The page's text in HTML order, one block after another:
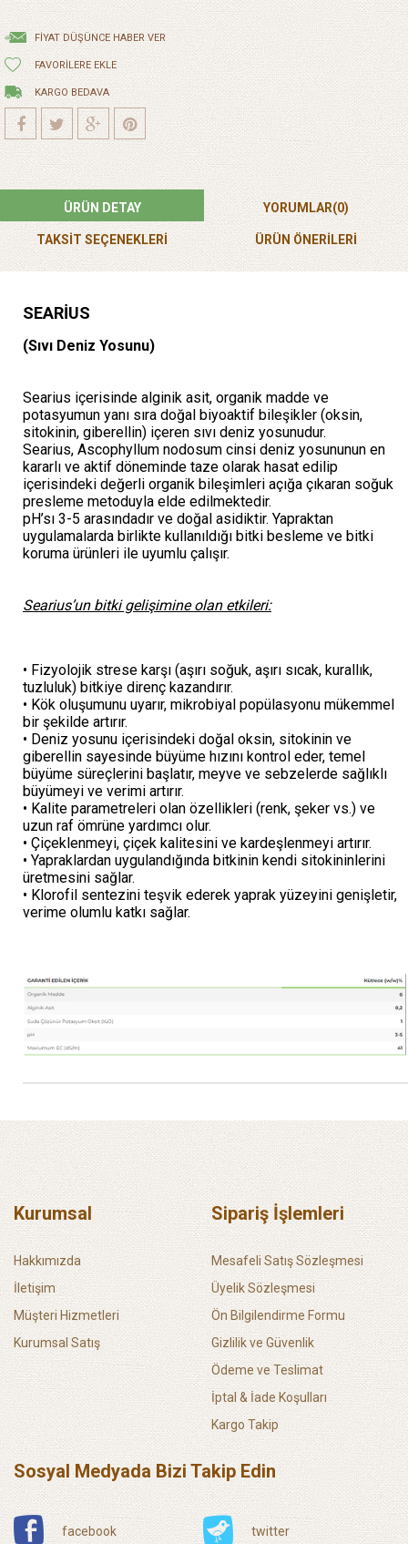
FIYAT DÜŞÜNCE HABER VER
FAVORILERE EKLE
KARGO BEDAVA
ÜRÜN DETAY YORUMLAR(0)
TAKSİT SEÇENEKLERİ ÜRÜN ÖNERILERI
SEARİUS
(Sıvı Deniz Yosunu)
Searius içerisinde alginik asit, organik madde ve
potasyumun yanı sıra doğal biyoaktif bileşikler (oksin,
sitokinin, giberellin) içeren sıvı deniz yosunudur.
Searius, Ascophyllum nodosum cinsi deniz yosununun en
kararlı ve aktif döneminde taze olarak hasat edilip
içerisindeki değerli organik bileşimleri açığa çıkaran soğuk
presleme metoduyla elde edilmektedir.
pH’sı 3-5 arasındadır ve doğal asidiktir. Yapraktan
uygulamalarda birlikte kullanıldığı bitki besleme ve bitki
koruma ürünleri ile uyumlu çalışır.
Searius’un bitki gelişimine olan etkileri:
• Fizyolojik strese karşı (aşırı soğuk, aşırı sıcak, kurallık,
tuzluluk) bitkiye direnç kazandırır.
• Kök oluşumunu uyarır, mikrobiyal popülasyonu mükemmel
bir şekilde artırır.
• Deniz yosunu içerisindeki doğal oksin, sitokinin ve
giberellin sayesinde büyüme hızını kontrol eder, temel
büyüme süreçlerini başlatır, meyve ve sebzelerde sağlıklı
büyümeyi ve verimi artırır.
• Kalite parametreleri olan özellikleri (renk, şeker vs.) ve
uzun raf ömrüne yardımcı olur.
• Çiçeklenmeyi, çiçek kalitesini ve kardeşlenmeyi artırır.
• Yapraklardan uygulandığında bitkinin kendi sitokininlerini
üretmesini sağlar.
• Klorofil sentezini teşvik ederek yaprak yüzeyini genişletir,
verime olumlu katkı sağlar.
Kurumsal
Hakkımızda
İletişim
Müşteri Hizmetleri
Kurumsal Satış
Sipariş İşlemleri
Mesafeli Satış Sözleşmesi
Üyelik Sözleşmesi
Ön Bilgilendirme Formu
Gizlilik ve Güvenlik
Ödeme ve Teslimat
İptal & İade Koşulları
Kargo Takip
Sosyal Medyada Bizi Takip Edin
facebook twitter